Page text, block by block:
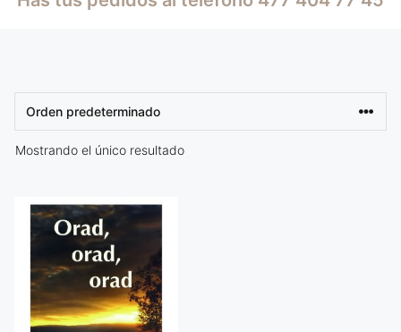
Mostrando el único resultado